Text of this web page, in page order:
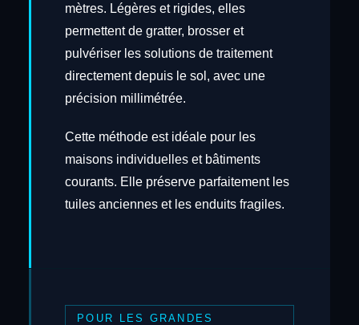
mètres. Légères et rigides, elles
permettent de gratter, brosser et
pulvériser les solutions de traitement
directement depuis le sol, avec une
précision millimétrée.
Cette méthode est idéale pour les
maisons individuelles et bâtiments
courants. Elle préserve parfaitement les
tuiles anciennes et les enduits fragiles.
POUR LES GRANDES